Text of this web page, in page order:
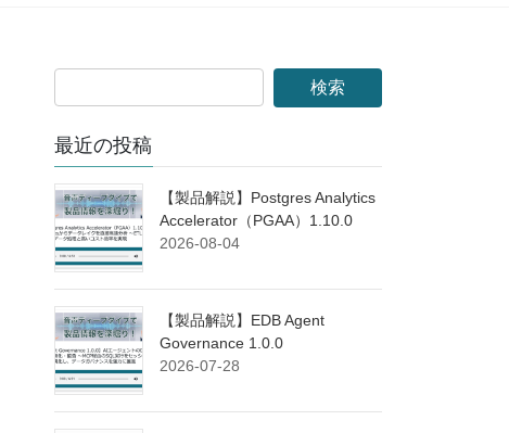
最近の投稿
【製品解説】Postgres Analytics
Accelerator（PGAA）1.10.0
2026-08-04
【製品解説】EDB Agent
Governance 1.0.0
2026-07-28